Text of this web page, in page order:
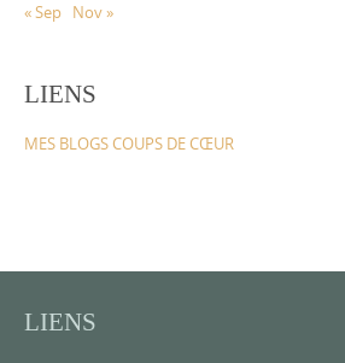
« Sep Nov »
LIENS
MES BLOGS COUPS DE CŒUR
LIENS